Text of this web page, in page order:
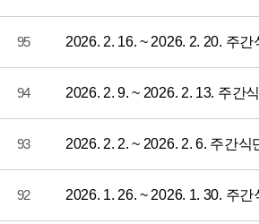
95 2026. 2. 16. ~ 2026. 2. 20. 주간
94 2026. 2. 9. ~ 2026. 2. 13. 주간
93 2026. 2. 2. ~ 2026. 2. 6. 주간식
92 2026. 1. 26. ~ 2026. 1. 30. 주간